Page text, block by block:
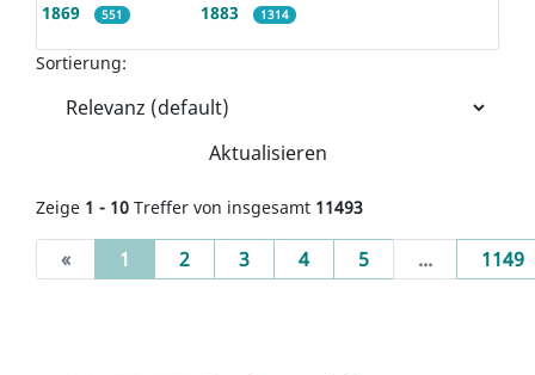
1869 551 1883 1314
Sortierung:
Aktualisieren
Zeige 1 - 10 Treffer von insgesamt 11493
« 1 (current)
2 3 4 5 ... 1149